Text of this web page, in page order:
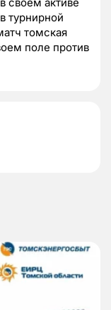
своем активе
турнирной
томская
поле против